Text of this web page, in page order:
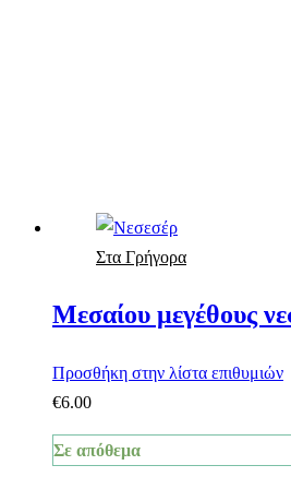
Στα Γρήγορα
Μεσαίου μεγέθους
Προσθήκη στην λίστα επιθυμιών
€6.00
Σε απόθεμα